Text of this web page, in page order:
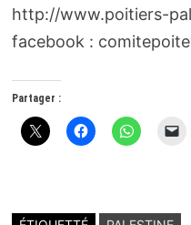
http://www.poitiers-
facebook :
Partager :